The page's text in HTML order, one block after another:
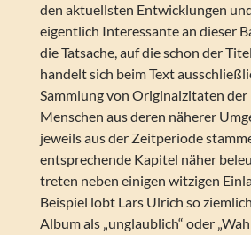
den aktuellsten Entwicklungen und
eigentlich Interessante an dieser
die Tatsache, auf die schon der
handelt sich beim Text
Sammlung von Originalzitaten der
Menschen aus deren näherer
jeweils aus der Zeitperiode
entsprechende Kapitel näher
treten neben einigen witzigen
Beispiel lobt Lars Ulrich so
Album als „unglaublich“ oder